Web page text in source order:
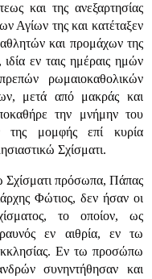
και της ανεξαρτησίας
Αγίων της και κατέταξεν
και προμάχων της
εν ταις ημέραις ημών
ρωμαιοκαθολικών
μετά από μακράς και
την μνήμην του
της μομφής επί κυρία
Σχίσματι.
Σχίσματι πρόσωπα, Πάπας
Φώτιος, δεν ήσαν οι
το οποίον, ως
εν αιθρία, εν τω
Εν τω προσώπω
συνηντήθησαν και